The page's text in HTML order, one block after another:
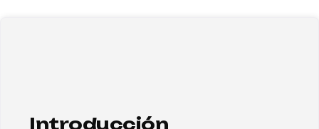
Introducción